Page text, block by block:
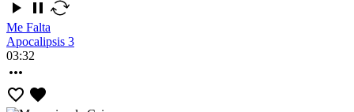
Me Falta
Apocalipsis 3
03:32